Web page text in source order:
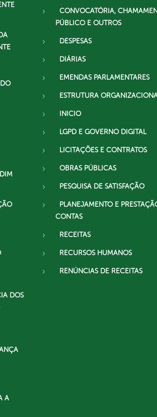
DOS
A
CONVOCATÓRIA,
PÚBLICO E OUTROS
DESPESAS
DIÁRIAS
EMENDAS PARLAMENTARES
ESTRUTURA
INICIO
LGPD E GOVERNO DIGITAL
LICITAÇÕES E CONTRATOS
OBRAS PÚBLICAS
PESQUISA DE SATISFAÇÃO
PLANEJAMENTO E
CONTAS
RECEITAS
RECURSOS HUMANOS
RENÚNCIAS DE RECEITAS